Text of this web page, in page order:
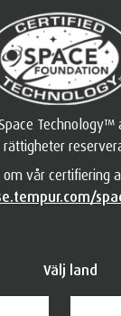
Technology™
vår certifiering
Välj land